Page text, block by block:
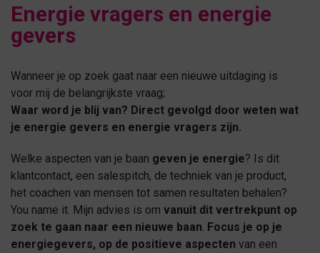
Energie vragers en energie
gevers
Wanneer je op zoek gaat naar een nieuwe uitdaging is
voor mij de belangrijkste vraag;
Waar word je blij van? Direct gevolgd door weten wat
je energie gevers en energie vragers zijn.
Welke aspecten van je baan geven je energie? Is dit
klantcontact, een salespitch, de techniek van je product,
het coachen van mensen tot samen resultaten behalen?
You name it. Mijn advies is om vanuit dit vertrekpunt op
zoek te gaan naar een nieuwe baan. Focus je op je
energiegevers, op de positieve aspecten van een